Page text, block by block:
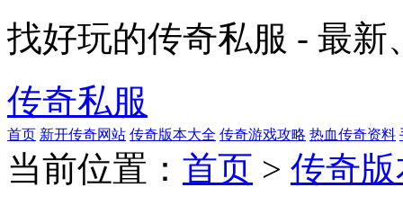
找好玩的传奇私服 - 最
传奇私服
首页 新开传奇网站 传奇版本大全 传奇游戏攻略 热血传奇资料
当前位置： 首页 > 传奇